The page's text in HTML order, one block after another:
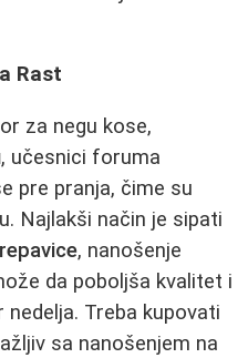
Rast
za negu kose,
, učesnici foruma
pre pranja, čime su
Najlakši način je sipati
, nanošenje
da poboljša kvalitet i
nedelja. Treba kupovati
sa nanošenjem na